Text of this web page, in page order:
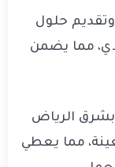
حلول
مما يضمن
الرياض
مما يعطي